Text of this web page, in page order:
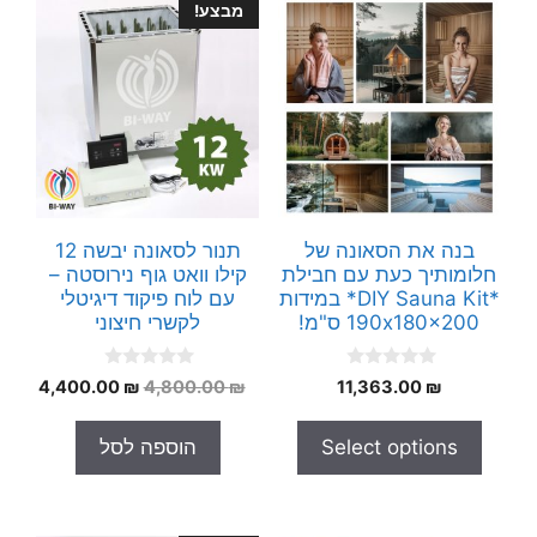
בנה את הסאונה של
חלומותיך כעת עם חבילת
*DIY Sauna Kit* במידות
190x180x200 ס"מ!
0
o
o
5
11,363.00 ₪
Select options
מבצע!
תנור לסאונה יבשה 12
קילו וואט גוף נירוסטה –
עם לוח פיקוד דיגיטלי
לקשרי חיצוני
0
o
o
5
4,800.00₪
המחיר
היה:
4,800.00 ₪.
4,400.00 ₪
הוספה לסל